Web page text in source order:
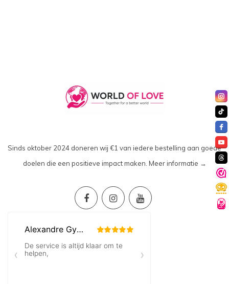
Sinds oktober 2024 doneren wij €1 van iedere bestelling aan goede
doelen die een positieve impact maken. Meer informatie →